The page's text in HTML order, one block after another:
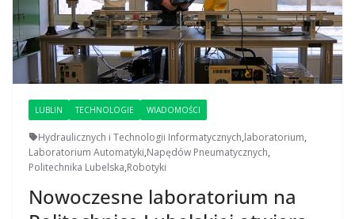
LUBLIN TECHNOLOGIE WIADOMOŚCI
Hydraulicznych i Technologii Informatycznych,laboratorium,
Laboratorium Automatyki,Napędów Pneumatycznych,
Politechnika Lubelska,Robotyki
Nowoczesne laboratorium na